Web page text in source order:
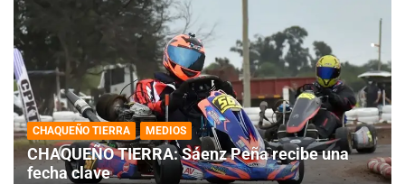
CHAQUEÑO TIERRA MEDIOS
CHAQUEÑO TIERRA: Sáenz Peña recibe una
fecha clave